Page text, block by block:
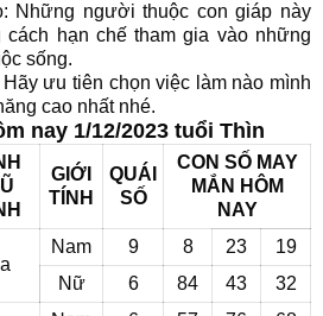
Những người thuộc con giáp này
cách hạn chế tham gia vào những
sống.
ưu tiên chọn việc làm nào mình
cao nhất nhé.
nay 1/12/2023 tuổi Thìn
GIỚI
TÍNH
QUÁI
SỐ
CON SỐ MAY
MẮN HÔM
NAY
Nam 9 8 23
19
Nữ
6 84 43 32